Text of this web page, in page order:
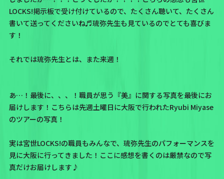
LOCKS!掲示板で受け付けているので、たくさん聴いて、たくさん
書いて送ってくださいね♬琉弥先生も見ているのでとても喜びま
す！
それでは琉弥先生とは、また来週！
あ…！最後に、、、！職員が思う『美』に関する写真を最後にお
届けします！こちらは先週土曜日に大阪で行われたRyubi Miyase
のツアーの写真！
実は宮世LOCKS!の職員もみんなで、琉弥先生のパフォーマンスを
見に大阪に行ってきました！ここに感想を書くのは厳禁なので写
真だけお届けします♪